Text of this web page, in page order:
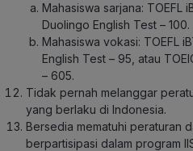
Mahasiswa sarjana: TOEFL
Duolingo English Test – 100.
Mahasiswa vokasi: TOEFL
English Test – 95, atau
– 605.
Tidak pernah melanggar
yang berlaku di Indonesia.
Bersedia mematuhi peraturan
berpartisipasi dalam program